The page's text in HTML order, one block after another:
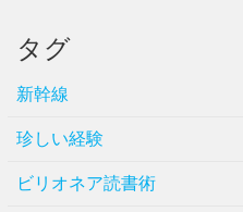
タグ
新幹線
珍しい経験
ビリオネア読書術